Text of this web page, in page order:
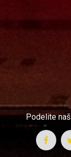
Podelite